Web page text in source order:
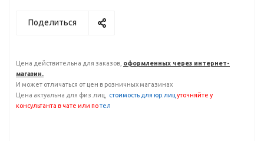
Поделиться
Цена действительна для заказов, оформленных через интернет-
магазин.
И может отличаться от цен в розничных магазинах
Цена актуальна для физ.лиц,
стоимость для юр.лиц уточняйте у
консультанта в чате или потел